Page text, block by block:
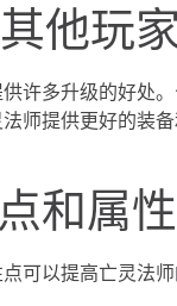
他玩
许多升级的好处
师提供更好的装
和属
可以提高亡灵法